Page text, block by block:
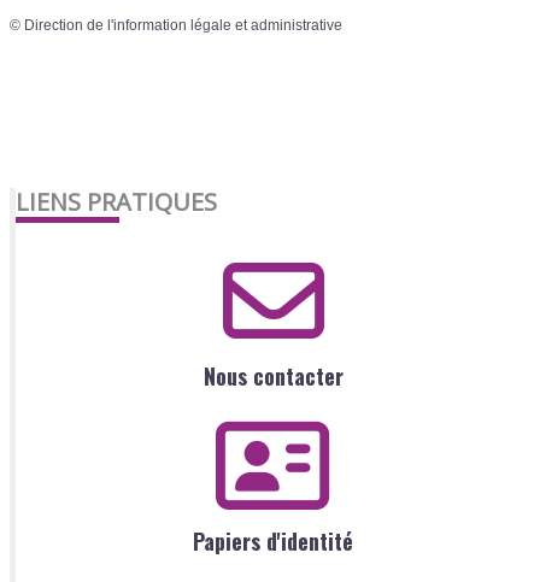
© Direction de l'information légale et administrative
LIENS PRATIQUES
Nous contacter
Papiers d'identité